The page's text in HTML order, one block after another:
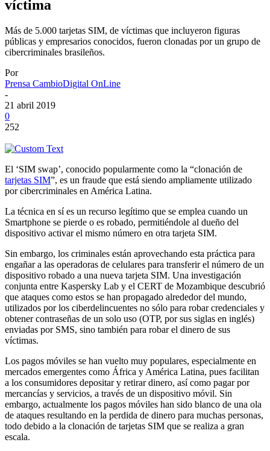
víctima
Más de 5.000 tarjetas SIM, de víctimas que incluyeron figuras
públicas y empresarios conocidos, fueron clonadas por un grupo de
cibercriminales brasileños.
Por
Prensa CambioDigital OnLine
-
21 abril 2019
0
252
El ‘SIM swap’, conocido popularmente como la “clonación de
tarjetas SIM”, es un fraude que está siendo ampliamente utilizado
por cibercriminales en América Latina.
La técnica en sí es un recurso legítimo que se emplea cuando un
Smartphone se pierde o es robado, permitiéndole al dueño del
dispositivo activar el mismo número en otra tarjeta SIM.
Sin embargo, los criminales están aprovechando esta práctica para
engañar a las operadoras de celulares para transferir el número de un
dispositivo robado a una nueva tarjeta SIM. Una investigación
conjunta entre Kaspersky Lab y el CERT de Mozambique descubrió
que ataques como estos se han propagado alrededor del mundo,
utilizados por los ciberdelincuentes no sólo para robar credenciales y
obtener contraseñas de un solo uso (OTP, por sus siglas en inglés)
enviadas por SMS, sino también para robar el dinero de sus
víctimas.
Los pagos móviles se han vuelto muy populares, especialmente en
mercados emergentes como África y América Latina, pues facilitan
a los consumidores depositar y retirar dinero, así como pagar por
mercancías y servicios, a través de un dispositivo móvil. Sin
embargo, actualmente los pagos móviles han sido blanco de una ola
de ataques resultando en la perdida de dinero para muchas personas,
todo debido a la clonación de tarjetas SIM que se realiza a gran
escala.